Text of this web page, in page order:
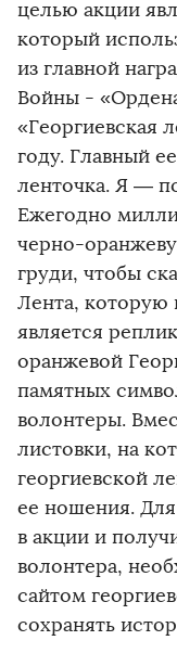
целью акции
который
из главной
Войны -
«Георгиевская
году. Главный
ленточка. Я —
Ежегодно
черно-
груди, чтобы
Лента, которую
является
оранжевой
памятных
волонтеры.
листовки, на
георгиевской
ее ношения. Для
в акции и
волонтера,
сайтом
сохранять